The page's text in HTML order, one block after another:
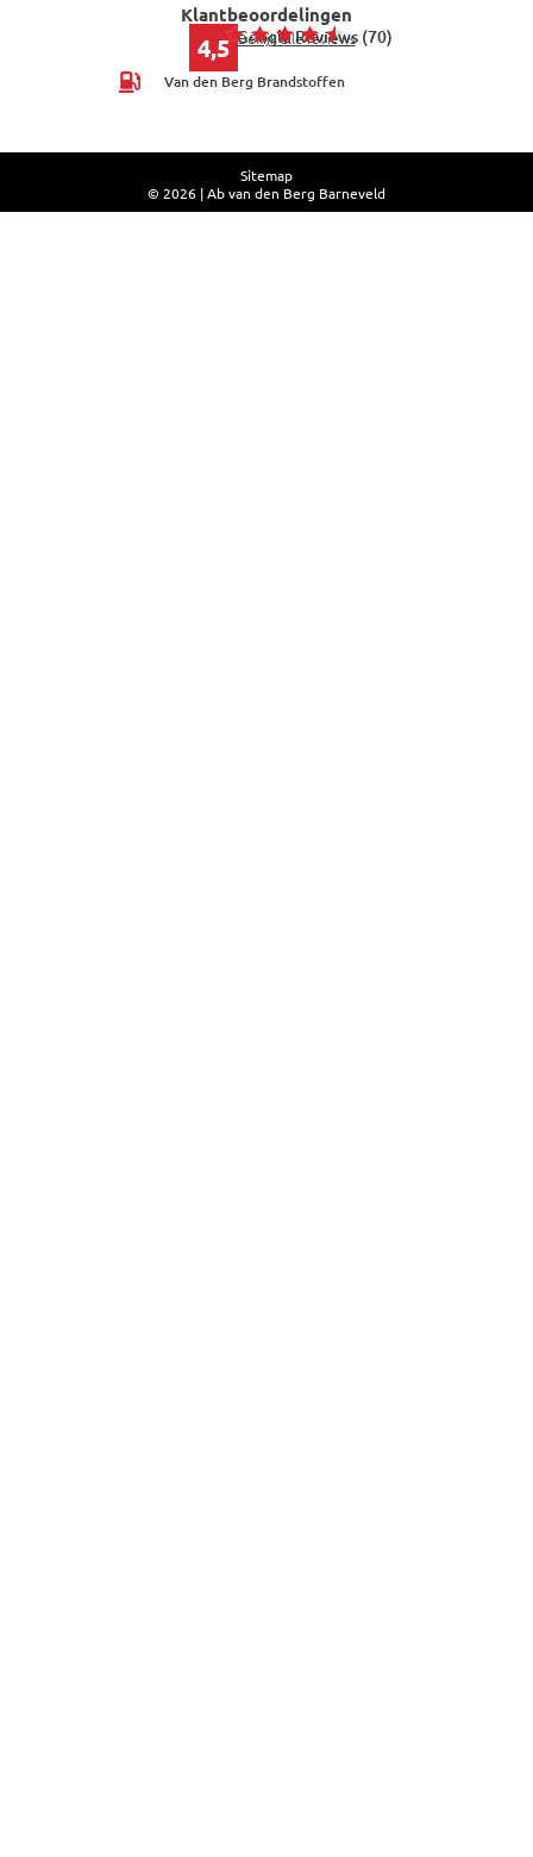
Klantbeoordelingen
4,5 Google Reviews (70)
Bekijk alle reviews
Van den Berg Brandstoffen
© 2026 | Ab van den Berg Barneveld
Sitemap